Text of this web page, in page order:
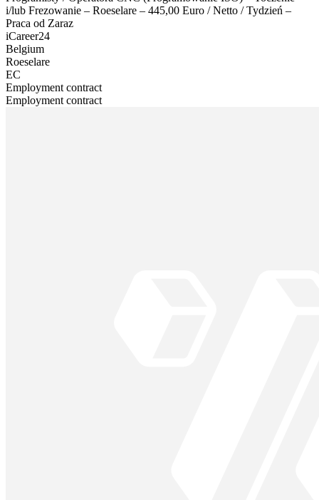
i/lub Frezowanie – Roeselare – 445,00 Euro / Netto / Tydzień –
Praca od Zaraz
iCareer24
Belgium
Roeselare
EC
Employment contract
Employment contract